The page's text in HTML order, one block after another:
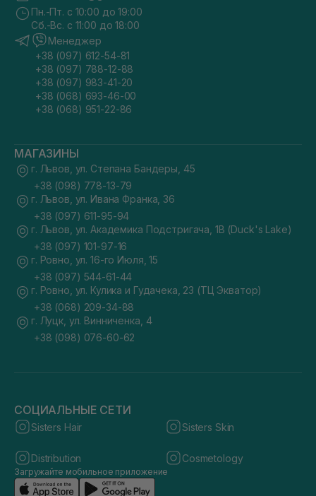
Пн.-Пт. с 10:00 до 19:00
Сб.-Вс. с 11:00 до 18:00
Менеджер
+38 (097) 612-54-81
+38 (097) 788-12-88
+38 (097) 983-41-20
+38 (068) 693-46-00
+38 (068) 951-22-86
МАГАЗИНЫ
г. Львов, ул. Степана Бандеры, 45
+38 (098) 778-13-79
г. Львов, ул. Ивана Франка, 36
+38 (097) 611-95-94
г. Львов, ул. Академика Подстригача, 1В (Duck's Lake)
+38 (097) 101-97-16
г. Ровно, ул. 16-го Июля, 15
+38 (097) 544-61-44
г. Ровно, ул. Кулика и Гудачека, 23 (ТЦ Экватор)
+38 (068) 209-34-88
г. Луцк, ул. Винниченка, 4
+38 (098) 076-60-62
СОЦИАЛЬНЫЕ СЕТИ
Sisters Hair Sisters Skin
Distribution Cosmetology
Загружайте мобильное приложение